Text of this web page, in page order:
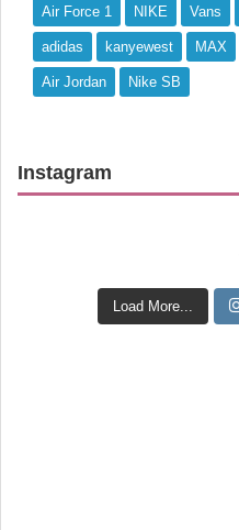
Air Force 1 NIKE Vans
adidas kanyewest MAX
Air Jordan Nike SB
Instagram
Load More...